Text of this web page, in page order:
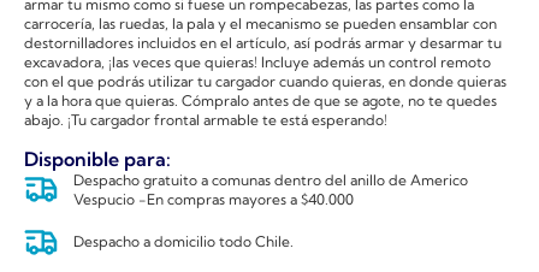
armar tu mismo como si fuese un rompecabezas, las partes como la
carrocería, las ruedas, la pala y el mecanismo se pueden ensamblar con
destornilladores incluidos en el artículo, así podrás armar y desarmar tu
excavadora, ¡las veces que quieras! Incluye además un control remoto
con el que podrás utilizar tu cargador cuando quieras, en donde quieras
y a la hora que quieras. Cómpralo antes de que se agote, no te quedes
abajo. ¡Tu cargador frontal armable te está esperando!
Disponible para:
Despacho gratuito a comunas dentro del anillo de Americo
Vespucio -En compras mayores a $40.000
Despacho a domicilio todo Chile.